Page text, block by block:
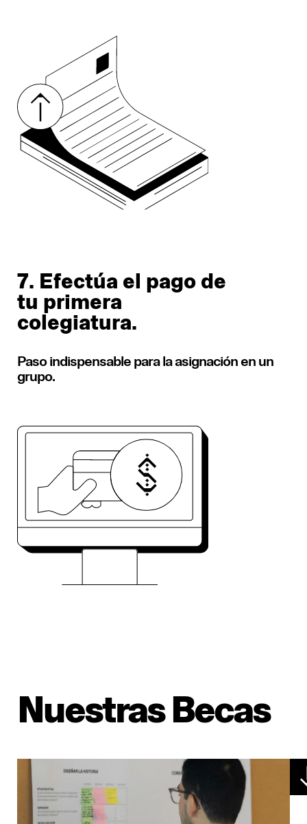
7. Efectúa el pago de
tu primera
colegiatura.
Paso indispensable para la asignación en un
grupo. ​
Nuestras Becas